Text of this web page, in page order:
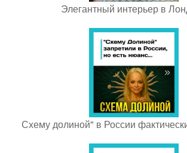
Элегантный интерьер в
Схему долиной" в России